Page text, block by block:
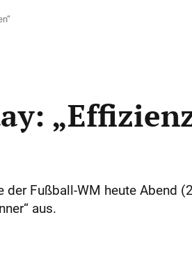
Fußball-WM heute Abend
aus.